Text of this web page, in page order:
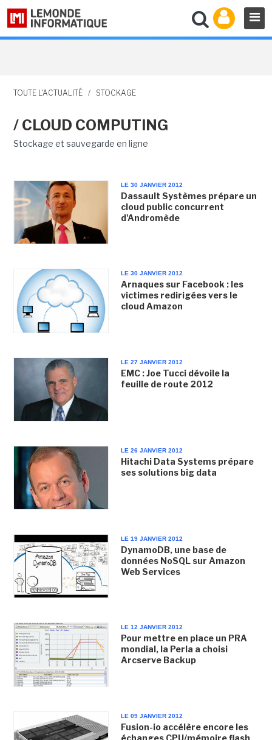
TOUTE L'ACTUALITÉ / STOCKAGE
/ CLOUD COMPUTING
Stockage et sauvegarde en ligne
LE 30 JANVIER 2012
Dassault Systèmes prépare un
cloud public concurrent
d'Andromède
LE 30 JANVIER 2012
Arnaques sur Facebook : les
victimes redirigées vers le
cloud Amazon
LE 27 JANVIER 2012
EMC : Joe Tucci dévoile la
feuille de route 2012
LE 26 JANVIER 2012
Hitachi Data Systems prépare
ses solutions big data
LE 19 JANVIER 2012
DynamoDB, une base de
données NoSQL sur Amazon
Web Services
LE 12 JANVIER 2012
Pour mettre en place un PRA
mondial, la Perla a choisi
Arcserve Backup
LE 09 JANVIER 2012
Fusion-io accélère encore les
échanges CPU/mémoire flash